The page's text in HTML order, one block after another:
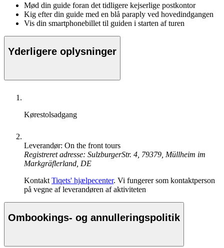
Mød din guide foran det tidligere kejserlige postkontor
Kig efter din guide med en blå paraply ved hovedindgangen
Vis din smartphonebillet til guiden i starten af turen
Yderligere oplysninger
Kørestolsadgang
Leverandør: On the front tours
Registreret adresse: SulzburgerStr. 4, 79379, Müllheim im
Markgräflerland, DE
Kontakt Tiqets' hjælpecenter. Vi fungerer som kontaktperson
på vegne af leverandøren af aktiviteten
Ombookings- og annulleringspolitik